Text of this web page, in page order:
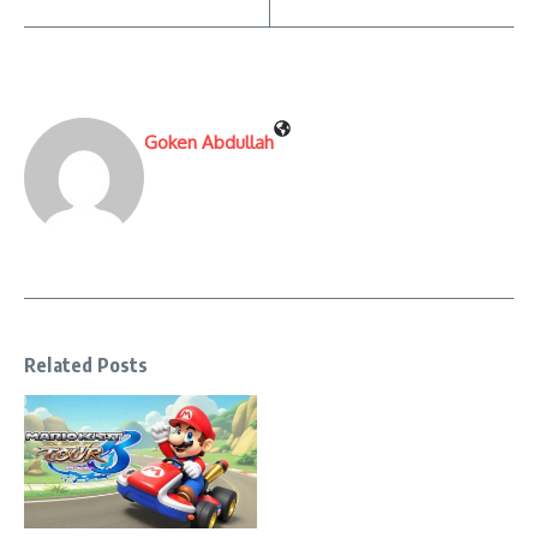
Goken Abdullah
Related Posts